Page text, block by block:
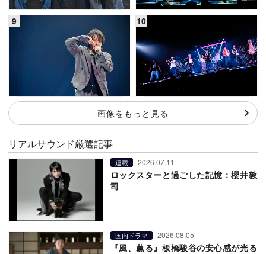
画像をもっと見る
リアルサウンド厳選記事
連載 2026.07.11
ロックスターと過ごした記憶：櫻井敦
司
国内ドラマ 2026.08.05
『風、薫る』板橋駿谷の安心感が光る